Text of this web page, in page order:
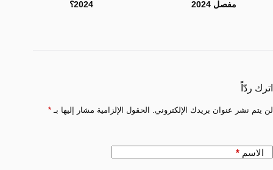
مفصل 2024
2024؟
اترك ردّاً
لن يتم نشر عنوان بريدك الإلكتروني. الحقول الإلزامية مشار إليها بـ *
الاسم *